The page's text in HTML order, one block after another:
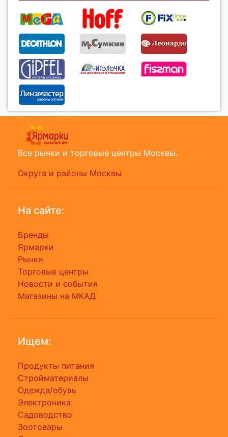
Все рынки и торговые центры Москвы.
Округа и районы Москвы
На сайте:
Бренды
Ярмарки
Рынки
Торговые центры
Новости и события
Магазины на МКАД
Ищем:
Продукты питания
Стройматериалы
Одежда/обувь
Электроника
Садоводство
Зоотовары